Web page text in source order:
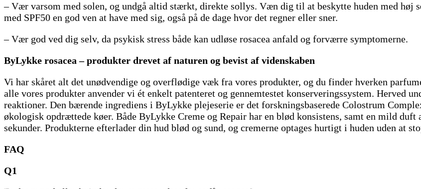
– Vær varsom med solen, og undgå altid stærkt, direkte sollys. Væn dig til at beskytte huden med
med SPF50 en god ven at have med sig, også på de dage hvor det regner eller sner.
– Vær god ved dig selv, da psykisk stress både kan udløse rosacea anfald og forværre symptomerne.
ByLykke rosacea – produkter drevet af naturen og bevist af videnskaben
Vi har skåret alt det unødvendige og overflødige væk fra vores produkter, og du finder hverken
alle vores produkter anvender vi ét enkelt patenteret og gennemtestet konserveringssystem. Herved
reaktioner. Den bærende ingrediens i ByLykke plejeserie er det forskningsbaserede Colostrum
økologisk opdrættede køer. Både ByLykke Creme og Repair har en blød konsistens, samt en mild duft
sekunder. Produkterne efterlader din hud blød og sund, og cremerne optages hurtigt i huden uden at
FAQ
Q1